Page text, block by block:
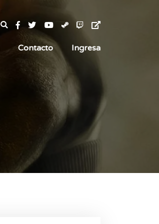
Contacto Ingresa